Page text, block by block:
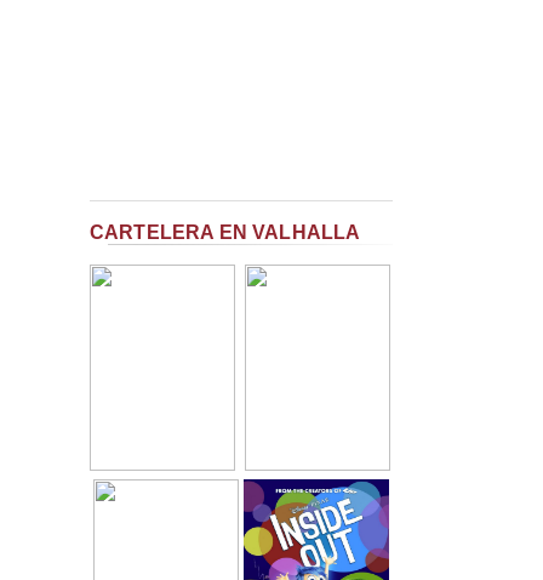
CARTELERA EN VALHALLA